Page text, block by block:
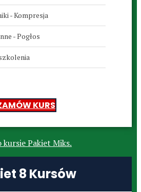
- Kompresja
- Pogłos
KURS
kursie Pakiet Miks.
8 Kursów